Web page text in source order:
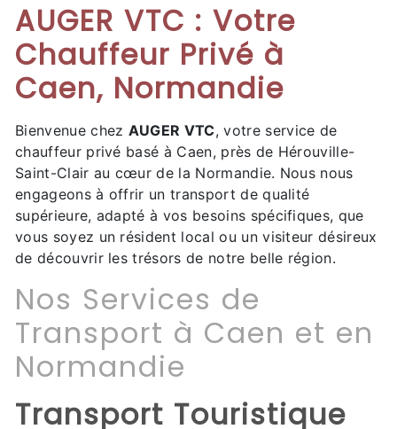
AUGER VTC : Votre
Chauffeur Privé à
Caen, Normandie
Bienvenue chez AUGER VTC, votre service de
chauffeur privé basé à Caen, près de Hérouville-
Saint-Clair au cœur de la Normandie. Nous nous
engageons à offrir un transport de qualité
supérieure, adapté à vos besoins spécifiques, que
vous soyez un résident local ou un visiteur désireux
de découvrir les trésors de notre belle région.
Nos Services de
Transport à Caen et en
Normandie
Transport Touristique